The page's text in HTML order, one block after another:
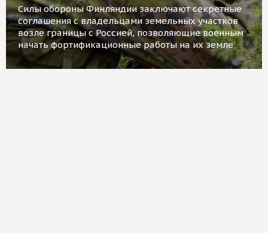
Силы обороны Финляндии заключают секретные
соглашения с владельцами земельных участков
возле границы с Россией, позволяющие военным
начать фортификационные работы на их земле